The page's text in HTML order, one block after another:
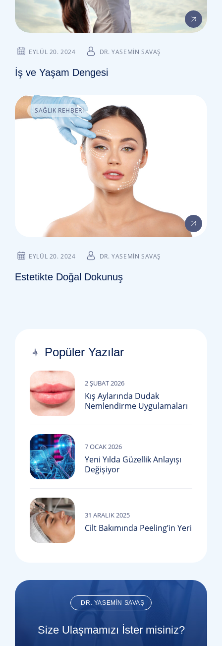
EYLÜL 20. 2024 DR. YASEMIN SAVAŞ
İş ve Yaşam Dengesi
SAĞLIK REHBERI
EYLÜL 20. 2024 DR. YASEMIN SAVAŞ
Estetikte Doğal Dokunuş
Popüler Yazılar
Kış Aylarında Dudak
Nemlendirme Uygulamaları
2 ŞUBAT 2026
Yeni Yılda Güzellik Anlayışı
Değişiyor
7 OCAK 2026
Cilt Bakımında Peeling’in Yeri
31 ARALIK 2025
DR. YASEMIN SAVAŞ
Size Ulaşmamızı İster misiniz?